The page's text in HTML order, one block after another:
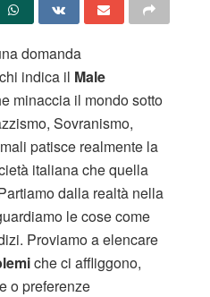
domanda
indica il Male
minaccia il mondo sotto
Sovranismo,
patisce realmente la
italiana che quella
dalla realtà nella
le cose come
Proviamo a elencare
che ci affliggono,
o preferenze